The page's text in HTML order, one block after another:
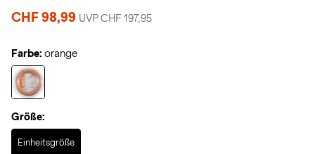
CHF 98,99 UVP CHF 197,95
Farbe: orange
Größe:
Einheitsgröße
Selected